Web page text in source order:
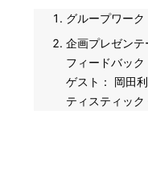
グループワーク
企画プレゼンテ
フィードバック
ゲスト： 岡田
ティスティック